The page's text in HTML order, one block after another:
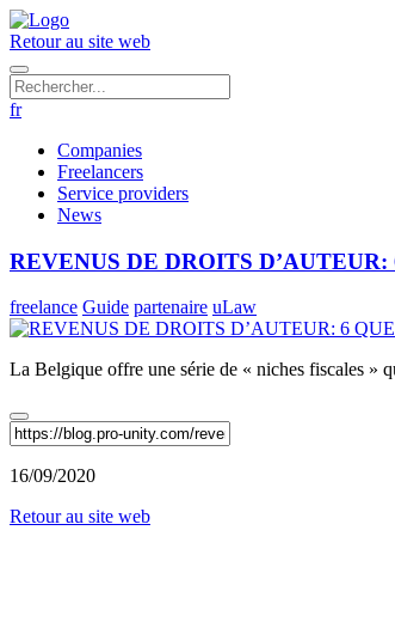
Retour au site web
fr
Companies
Freelancers
Service providers
News
REVENUS DE DROITS
freelance Guide partenaire uLaw
La Belgique offre une série de « niches fiscales »
16/09/2020
Retour au site web